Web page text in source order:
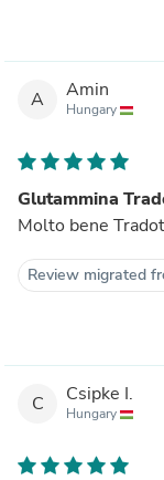
A Amin
Hungary
Glutammina
Molto bene
Review migrated
C Csipke I.
Hungary